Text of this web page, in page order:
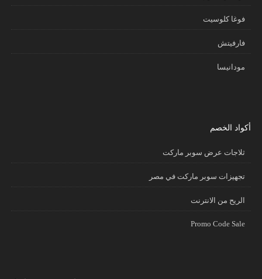
فوغا كلوسيت
فارفيتش
مودانيسا
أكواد الخصم
ثلاجات عرض سوبر ماركت
تجهيزات سوبر ماركت في مصر
الريح من الانترنت
Promo Code Sale